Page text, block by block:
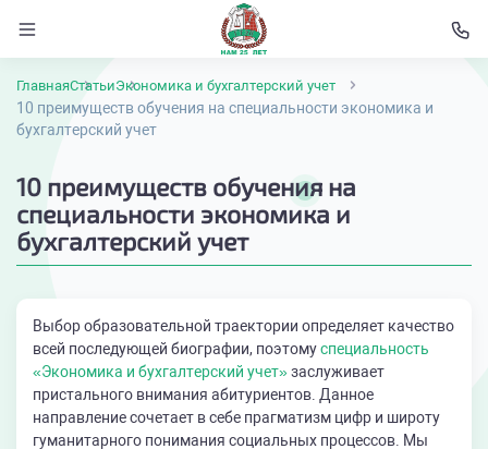
ГлавнаяСтатьиЭкономика и бухгалтерский учет
10 преимуществ обучения на специальности экономика и
бухгалтерский учет
10 преимуществ обучения на
специальности экономика и
бухгалтерский учет
Выбор образовательной траектории определяет качество
всей последующей биографии, поэтомуспециальность
«Экономика и бухгалтерский учет»заслуживает
пристального внимания абитуриентов. Данное
направление сочетает в себе прагматизм цифр и широту
гуманитарного понимания социальных процессов. Мы